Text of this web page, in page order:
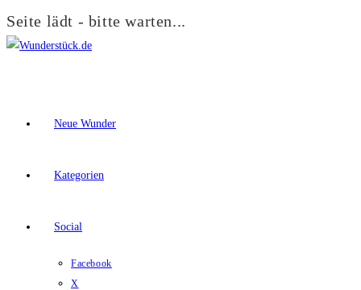
Seite lädt - bitte warten...
Zum
Neue Wunder
Kategorien
Social
Facebook
X